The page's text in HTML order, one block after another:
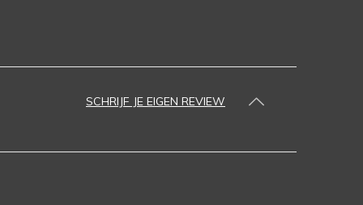
SCHRIJF JE EIGEN REVIEW